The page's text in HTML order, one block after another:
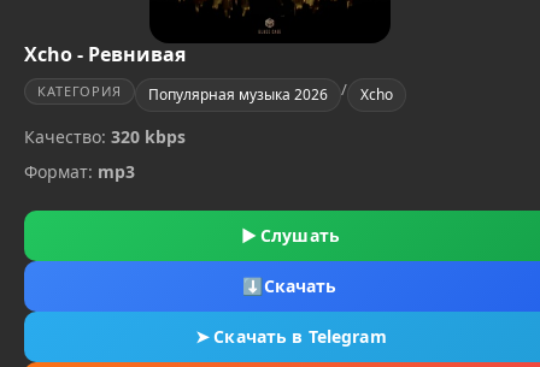
Xcho - Ревнивая
КАТЕГОРИЯ Популярная музыка 2026 / Xcho
Качество: 320 kbps
Формат: mp3
▶ Слушать
⬇Скачать
➤Скачать в Telegram